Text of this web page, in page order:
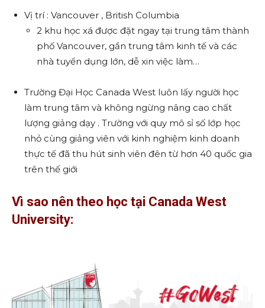
Vị trí : Vancouver , British Columbia
2 khu học xá được đặt ngay tại trung tâm thành
phố Vancouver, gần trung tâm kinh tế và các
nhà tuyển dụng lớn, dễ xin việc làm…
Trường Đại Học Canada West luôn lấy người học
làm trung tâm và không ngừng nâng cao chất
lượng giảng dạy . Trường với quy mô sỉ số lớp học
nhỏ cùng giảng viên với kinh nghiệm kinh doanh
thực tế đã thu hút sinh viên đên từ hơn 40 quốc gia
trên thế giới
Vì sao nên theo học tại Canada West
University: